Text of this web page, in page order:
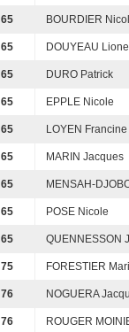
65 BOURDIER
65 DOUYEAU
65 DURO Patrick
65 EPPLE Nicole
65 LOYEN Francine
65 MARIN Jacques
65 MENSAH-
65 POSE Nicole
65 QUENNESSON
75 FORESTIER
76 NOGUERA
76 ROUGER